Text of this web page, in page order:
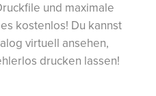
und maximale
kostenlos! Du kannst
virtuell ansehen,
drucken lassen!